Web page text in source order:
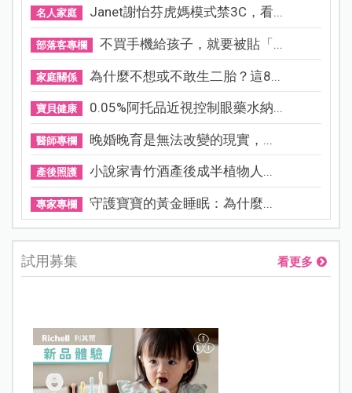
名人家庭 Janet謝怡芬虎媽模式禁3C，看...
部落客專欄 不買手機給孩子，就要被貼「...
家庭關係 為什麼不想或不敢生二胎？這8...
寶貝健康 0.05%阿托品近視控制眼藥水納...
醫師專欄 晚婚晚育是無法改變的現實，...
產後照護 小說家青竹酒產後成半植物人...
專家專欄 守護寶寶的黃金睡眠：為什麼...
試用募集 看更多